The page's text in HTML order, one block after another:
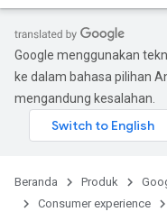
Google menggunakan
ke dalam bahasa pilihan
mengandung kesalahan.
Beranda Produk
Consumer experience